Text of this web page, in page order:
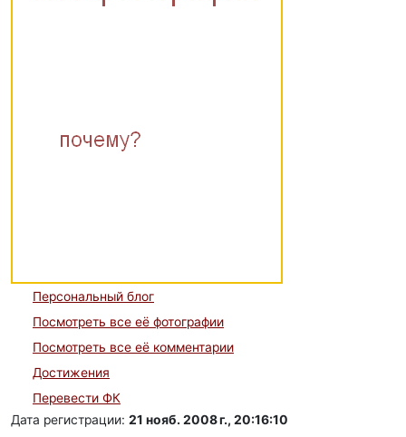
Персональный блог
Посмотреть все её фотографии
Посмотреть все её комментарии
Достижения
Перевести ФК
Дата регистрации: 21 нояб. 2008 г., 20:16:10